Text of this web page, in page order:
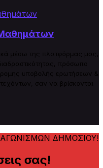
μέσω της πλατφόρμας μας,
ιαδραστικότητας, πρόσωπο
υποβολής ερωτήσεων &
σαν να βρίσκονται
ΔΗΜΟΣΙΟΥ!
σας!